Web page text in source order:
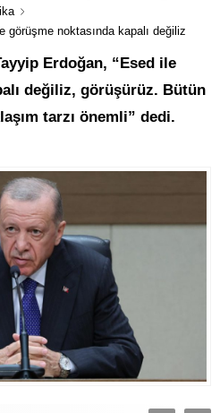
görüşme noktasında kapalı değiliz
Erdoğan, “Esed ile
değiliz, görüşürüz. Bütün
tarzı önemli” dedi.